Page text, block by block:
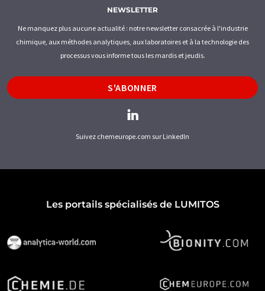
NEWSLETTER
Ne manquez plus aucune actualité : notre newsletter consacrée à l'industrie
chimique, aux méthodes analytiques, aux laboratoires et à la technologie des
processus vous informe tous les mardis et jeudis.
S'ABONNER
Suivez chemeurope.com sur LinkedIn
Les portails spécialisés de LUMITOS